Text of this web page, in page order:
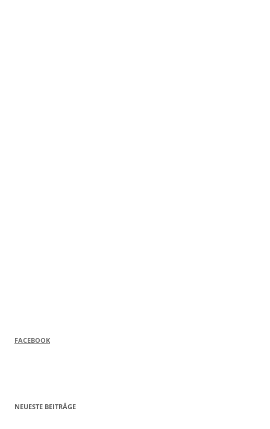
FACEBOOK
NEUESTE BEITRÄGE